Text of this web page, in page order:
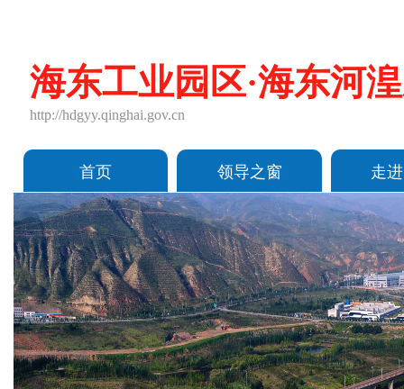
海东工业园区·海东河
http://hdgyy.qinghai.gov.cn
首页 领导之窗 走